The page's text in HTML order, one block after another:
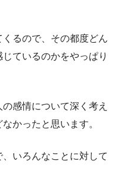
るので、その都度どん
ているのかをやっぱり
感情について深く考え
かったと思います。
いろんなことに対して